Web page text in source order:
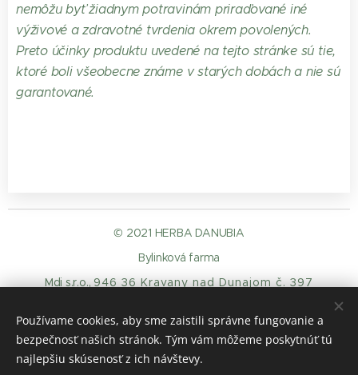
nemôžu byť žiadnym potravinám priraďované iné
výživové a zdravotné tvrdenia okrem povolených.
Preto účinky produktu uvedené na tejto stránke sú tie,
ktoré boli všeobecne známe v starých dobách a nie sú
garantované.
© 2021 HERBA DANUBIA
Bylinková farma
Mdi s.r.o.,946 36 Kravany nad Dunajom č. 397
Cookies
Jazyky
Používame cookies, aby sme zaistili správne fungovanie a
bezpečnosť našich stránok. Tým vám môžeme poskytnúť tú
najlepšiu skúsenosť z ich návštevy.